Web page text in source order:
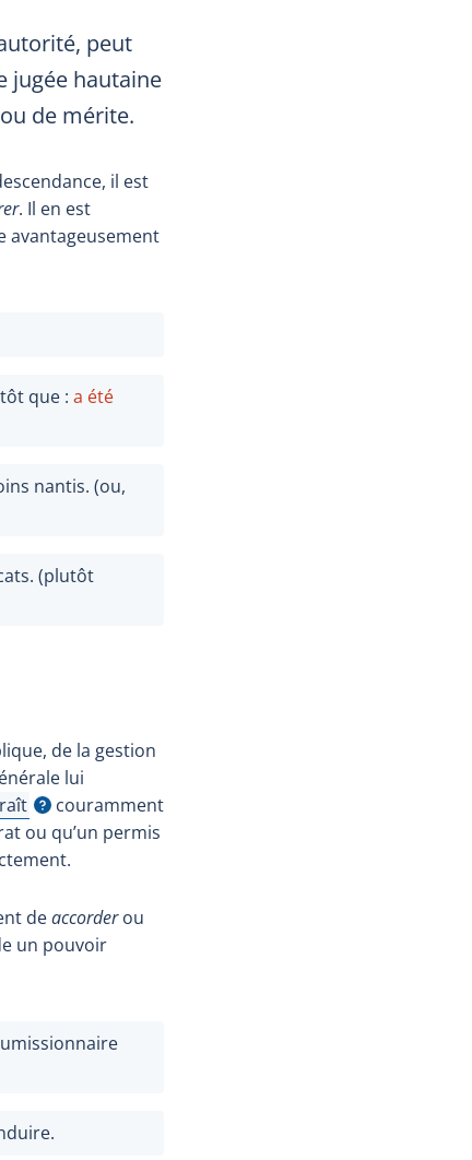
peut
jugée hautaine
de mérite.
il est
. Il en est
avantageusement
que : a été
nantis. (ou,
(plutôt
de la gestion
lui
l'infobulle
couramment
ou qu’un permis
deaccorderou
un pouvoir